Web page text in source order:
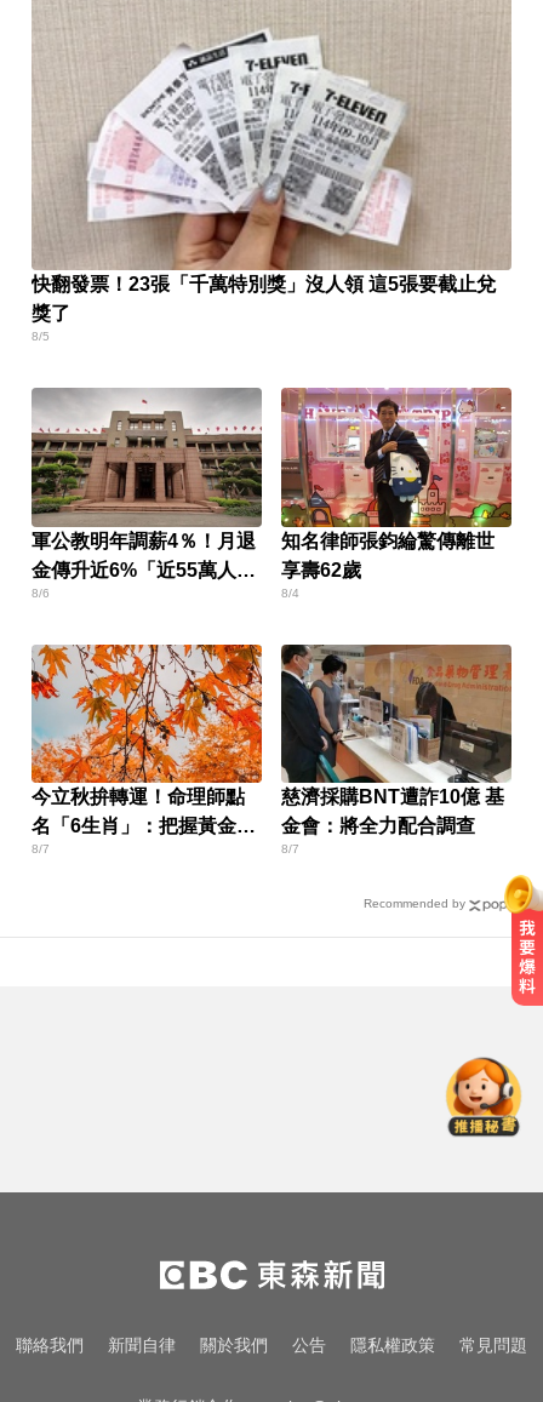
快翻發票！23張「千萬特別獎」沒人領 這5張要截止兌
獎了
8/5
軍公教明年調薪4％！月退
金傳升近6%「近55萬人受
惠」
8/6
知名律師張鈞綸驚傳離世
享壽62歲
8/4
今立秋拚轉運！命理師點
名「6生肖」：把握黃金7
天
8/7
慈濟採購BNT遭詐10億 基
金會：將全力配合調查
8/7
Recommended by
示警：恐爆敗血症
喉嚨痛別輕忽！醫揭口咽癌4警訊
不菸不酒也可能中招
愛玩車／無聲超跑失寵 瑪莎拉蒂將
聯絡我們 新聞自律 關於我們 公告 隱私權政策 常見問題